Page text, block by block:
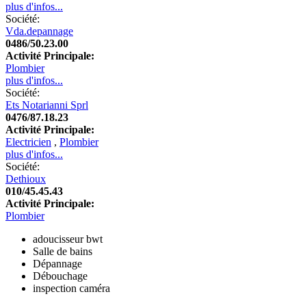
plus d'infos...
Société:
Vda.depannage
0486/50.23.00
Activité Principale:
Plombier
plus d'infos...
Société:
Ets Notarianni Sprl
0476/87.18.23
Activité Principale:
Electricien , Plombier
plus d'infos...
Société:
Dethioux
010/45.45.43
Activité Principale:
Plombier
adoucisseur bwt
Salle de bains
Dépannage
Débouchage
inspection caméra